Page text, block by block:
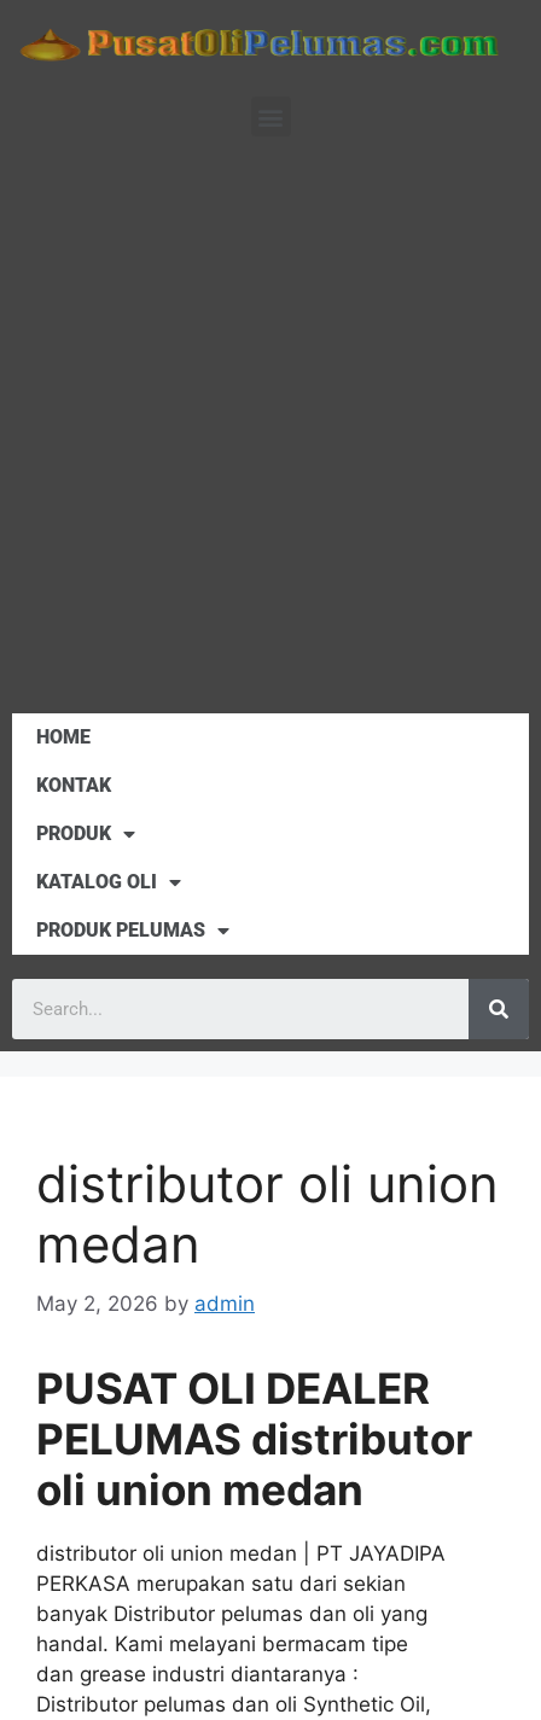
HOME
KONTAK
PRODUK
KATALOG OLI
PRODUK PELUMAS
distributor oli union
medan
May 2, 2026 by admin
PUSAT OLI DEALER
PELUMAS distributor
oli union medan
distributor oli union medan | PT JAYADIPA
PERKASA merupakan satu dari sekian
banyak Distributor pelumas dan oli yang
handal. Kami melayani bermacam tipe
dan grease industri diantaranya :
Distributor pelumas dan oli Synthetic Oil,